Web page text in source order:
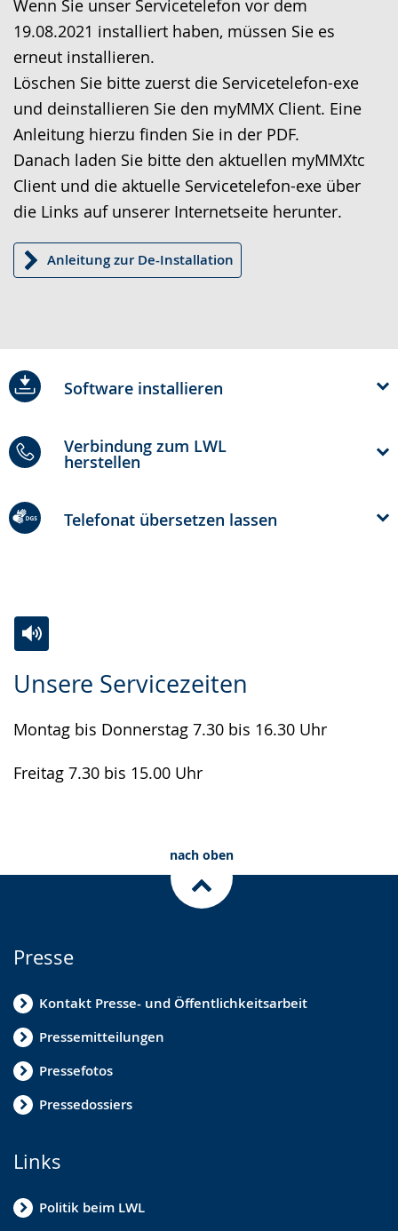
wechseln.
Deutscher
Gebärdensprache
wird
angezeigt.
Wenn Sie unser Servicetelefon vor dem
19.08.2021 installiert haben, müssen Sie es
erneut installieren.
Löschen Sie bitte zuerst die Servicetelefon-exe
und deinstallieren Sie den myMMX Client. Eine
Anleitung hierzu finden Sie in der PDF.
Danach laden Sie bitte den aktuellen myMMXtc
Client und die aktuelle Servicetelefon-exe über
die Links auf unserer Internetseite herunter.
Anleitung zur De-Installation
Software installieren
Verbindung zum LWL
herstellen
Telefonat übersetzen lassen
Unsere Servicezeiten
Montag bis Donnerstag 7.30 bis 16.30 Uhr
Freitag 7.30 bis 15.00 Uhr
Leichten
wechseln.
Audio-
Video
Deutscher
Gebärdensprache
nach oben
Presse
Kontakt Presse- und Öffentlichkeitsarbeit
Pressemitteilungen
Pressefotos
Pressedossiers
Links
Politik beim LWL